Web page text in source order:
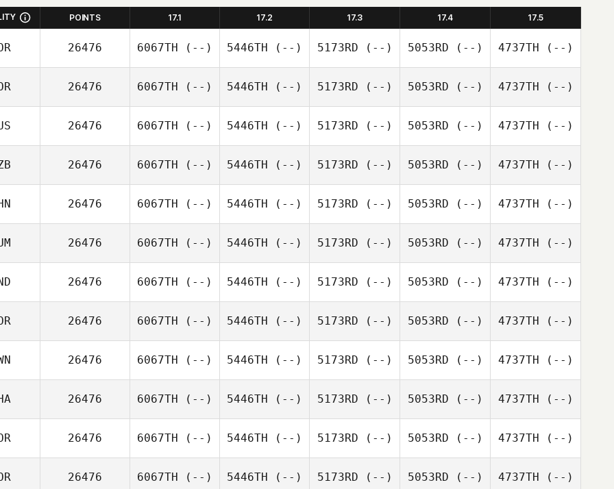
POINTS 17.1 17.2 17.3 17.4 17.5
26476 6067TH (--) 5446TH (--) 5173RD (--) 5053RD (--) 4737TH (--)
26476 6067TH (--) 5446TH (--) 5173RD (--) 5053RD (--) 4737TH (--)
26476 6067TH (--) 5446TH (--) 5173RD (--) 5053RD (--) 4737TH (--)
26476 6067TH (--) 5446TH (--) 5173RD (--) 5053RD (--) 4737TH (--)
26476 6067TH (--) 5446TH (--) 5173RD (--) 5053RD (--) 4737TH (--)
26476 6067TH (--) 5446TH (--) 5173RD (--) 5053RD (--) 4737TH (--)
26476 6067TH (--) 5446TH (--) 5173RD (--) 5053RD (--) 4737TH (--)
26476 6067TH (--) 5446TH (--) 5173RD (--) 5053RD (--) 4737TH (--)
26476 6067TH (--) 5446TH (--) 5173RD (--) 5053RD (--) 4737TH (--)
26476 6067TH (--) 5446TH (--) 5173RD (--) 5053RD (--) 4737TH (--)
26476 6067TH (--) 5446TH (--) 5173RD (--) 5053RD (--) 4737TH (--)
26476 6067TH (--) 5446TH (--) 5173RD (--) 5053RD (--) 4737TH (--)